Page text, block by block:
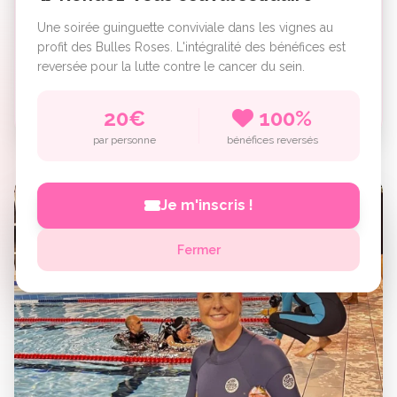
Une soirée guinguette conviviale dans les vignes au
profit des Bulles Roses. L'intégralité des bénéfices est
reversée pour la lutte contre le cancer du sein.
20€
par personne
100%
bénéfices reversés
Je m'inscris !
Fermer
Faire un Don